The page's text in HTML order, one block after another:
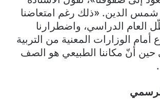
شمس الدين. «ذلك رغم امتعاضنا
العام الدراسي، واضطرارنا
الوزارات المعنية من التربية
حين أنّ مكاننا الطبيعي هو الصف